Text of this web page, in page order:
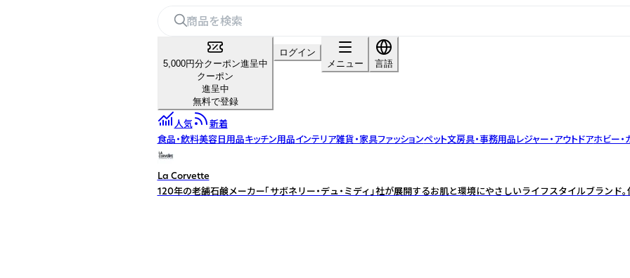
5,000円分クーポン進呈中
クーポン
進呈中
無料で登録
ログイン
メニュー
言語
人気
新着
食品・飲料美容日用品キッチン用品インテリア雑貨・家具ファッションペット文房具・事務用品レジャー・アウトドアホビー・
La Corvette
120年の老舗石鹸メーカー「サボネリー・デュ・ミディ」社が展開するお肌と環境にやさしいライフスタイルブランド